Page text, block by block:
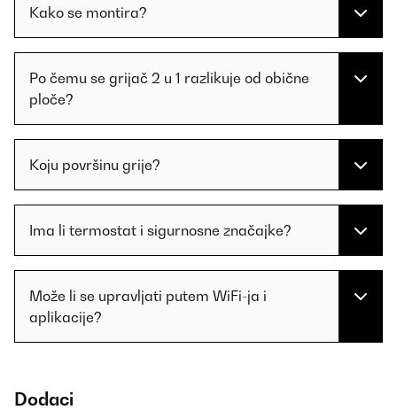
Kako se montira?
Po čemu se grijač 2 u 1 razlikuje od obične
ploče?
Koju površinu grije?
Ima li termostat i sigurnosne značajke?
Može li se upravljati putem WiFi-ja i
aplikacije?
Dodaci